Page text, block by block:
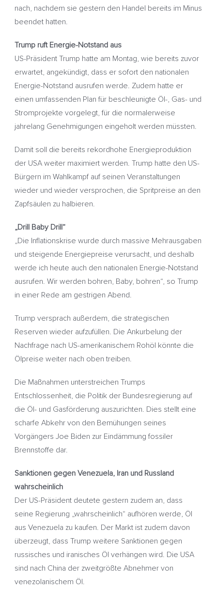
nach, nachdem sie gestern den Handel bereits im Minus
beendet hatten.
Trump ruft Energie-Notstand aus
US-Präsident Trump hatte am Montag, wie bereits zuvor
erwartet, angekündigt, dass er sofort den nationalen
Energie-Notstand ausrufen werde. Zudem hatte er
einen umfassenden Plan für beschleunigte Öl-, Gas- und
Stromprojekte vorgelegt, für die normalerweise
jahrelang Genehmigungen eingeholt werden müssten.
Damit soll die bereits rekordhohe Energieproduktion
der USA weiter maximiert werden. Trump hatte den US-
Bürgern im Wahlkampf auf seinen Veranstaltungen
wieder und wieder versprochen, die Spritpreise an den
Zapfsäulen zu halbieren.
„Drill Baby Drill“
„Die Inflationskrise wurde durch massive Mehrausgaben
und steigende Energiepreise verursacht, und deshalb
werde ich heute auch den nationalen Energie-Notstand
ausrufen. Wir werden bohren, Baby, bohren“, so Trump
in einer Rede am gestrigen Abend.
Trump versprach außerdem, die strategischen
Reserven wieder aufzufüllen. Die Ankurbelung der
Nachfrage nach US-amerikanischem Rohöl könnte die
Ölpreise weiter nach oben treiben.
Die Maßnahmen unterstreichen Trumps
Entschlossenheit, die Politik der Bundesregierung auf
die Öl- und Gasförderung auszurichten. Dies stellt eine
scharfe Abkehr von den Bemühungen seines
Vorgängers Joe Biden zur Eindämmung fossiler
Brennstoffe dar.
Sanktionen gegen Venezuela, Iran und Russland
wahrscheinlich
Der US-Präsident deutete gestern zudem an, dass
seine Regierung „wahrscheinlich“ aufhören werde, Öl
aus Venezuela zu kaufen. Der Markt ist zudem davon
überzeugt, dass Trump weitere Sanktionen gegen
russisches und iranisches Öl verhängen wird. Die USA
sind nach China der zweitgrößte Abnehmer von
venezolanischem Öl.